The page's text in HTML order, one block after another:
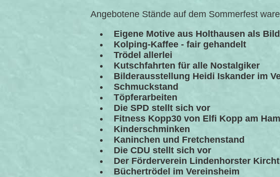
Angebotene Stände auf dem Sommerfest
Eigene Motive aus Holthausen als
Kolping-Kaffee - fair gehandelt
Trödel allerlei
Kutschfahrten für alle Nostalgiker
Bilderausstellung Heidi Iskander im
Schmuckstand
Töpferarbeiten
Die SPD stellt sich vor
Fitness Kopp30 von Elfi Kopp am
Kinderschminken
Kaninchen und Fretchenstand
Die CDU stellt sich vor
Der Förderverein Lindenhorster
Büchertrödel im Vereinsheim